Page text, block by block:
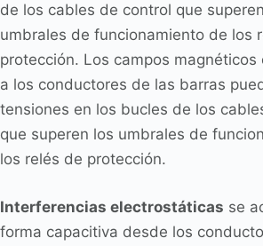
de los cables de control que
umbrales de funcionamiento de los
protección. Los campos magnéticos
a los conductores de las barras
tensiones en los bucles de los
que superen los umbrales de
los relés de protección.
Interferencias electrostáticas se
forma capacitiva desde los